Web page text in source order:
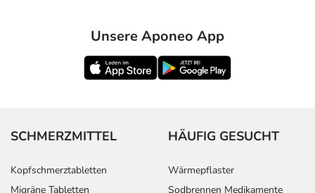
Unsere Aponeo App
SCHMERZMITTEL
Kopfschmerztabletten
Migräne Tabletten
HÄUFIG GESUCHT
Wärmepflaster
Sodbrennen Medikamente